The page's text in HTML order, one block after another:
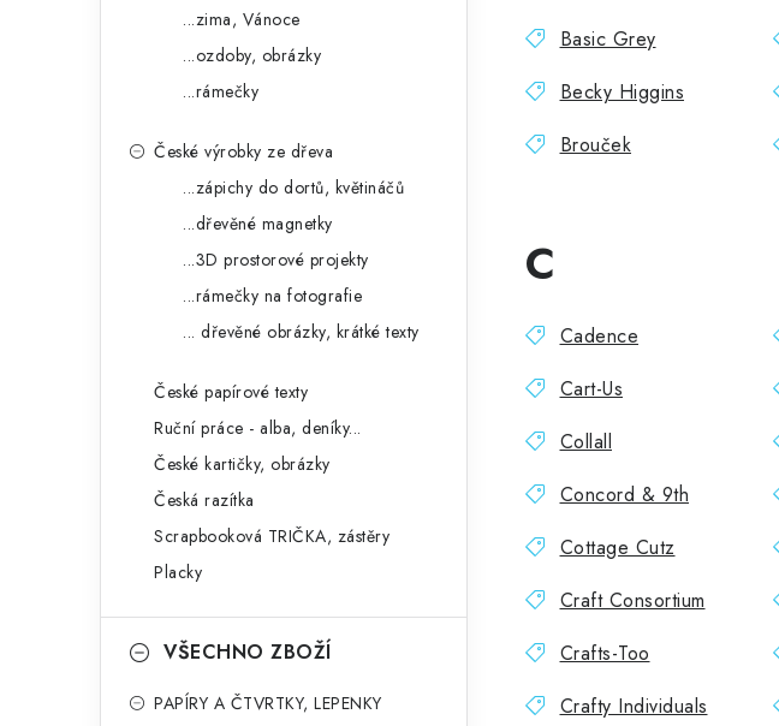
...zima, Vánoce
...ozdoby, obrázky
...rámečky
České výrobky ze dřeva
...zápichy do dortů, květináčů
...dřevěné magnetky
...3D prostorové projekty
...rámečky na fotografie
... dřevěné obrázky, krátké texty
České papírové texty
Ruční práce - alba, deníky...
České kartičky, obrázky
Česká razítka
Scrapbooková TRIČKA, zástěry
Placky
VŠECHNO ZBOŽÍ
PAPÍRY A ČTVRTKY, LEPENKY
Basic Grey
Becky Higgins
Brouček
C
Cadence
Cart-Us
Collall
Concord & 9th
Cottage Cutz
Craft Consortium
Crafts-Too
Crafty Individuals